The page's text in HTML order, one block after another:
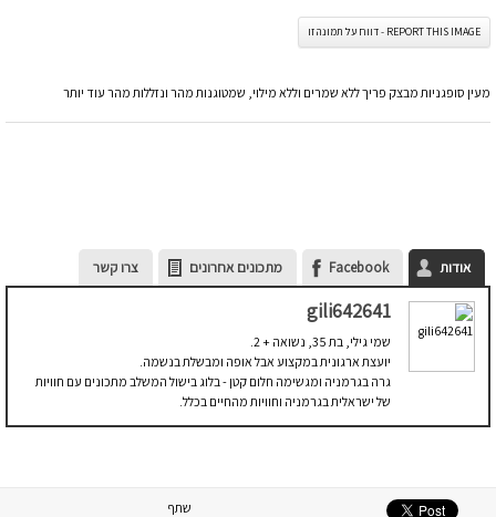
REPORT THIS IMAGE - דווח על תמונה זו
מעין סופגניות מבצק פריך ללא שמרים וללא מילוי, שמטוגנות מהר ונזללות מהר עוד יותר
אודות Facebook מתכונים אחרונים צרו קשר
gili642641
שמי גילי, בת 35, נשואה + 2.
יועצת ארגונית במקצוע אבל אופה ומבשלת בנשמה.
גרה בגרמניה ומגשימה חלום קטן - בלוג בישול המשלב מתכונים עם חוויות
של ישראלית בגרמניה וחוויות מהחיים בכלל.
שתף